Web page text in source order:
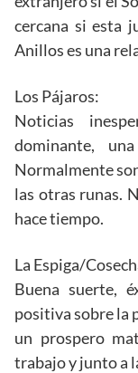
cercana si esta
Anillos es una
Los Pájaros:
Noticias
dominante,
Normalmente
las otras runas.
hace tiempo.
La Espiga/
Buena suerte,
positiva sobre la
un prospero
trabajo y junto a